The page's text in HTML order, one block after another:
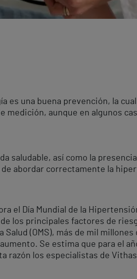
es una buena prevención, la
medición, aunque en algunos
saludable, así como la
abordar correctamente la
el Día Mundial de la
los principales factores de
Salud (OMS), más de mil
Se estima que para el
razón los especialistas de